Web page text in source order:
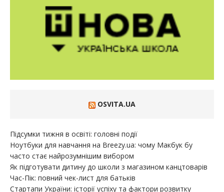
OSVITA.UA
Підсумки тижня в освіті: головні події
Ноутбуки для навчання на Breezy.ua: чому Макбук бу
часто стає найрозумнішим вибором
Як підготувати дитину до школи з магазином канцтоварів
Час-Пік: повний чек-лист для батьків
Стартапи України: історії успіху та фактори розвитку